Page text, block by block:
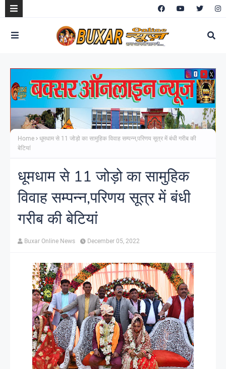
Home
धूमधाम से 11 जोड़ो का सामुहिक विवाह सम्पन्न,परिणय सूत्र में बंधी गरीब की
बेटियां
धूमधाम से 11 जोड़ो का सामुहिक
विवाह सम्पन्न,परिणय सूत्र में बंधी
गरीब की बेटियां
Buxar Online News December 05, 2022